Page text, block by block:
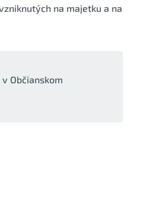
na majetku a na
Občianskom